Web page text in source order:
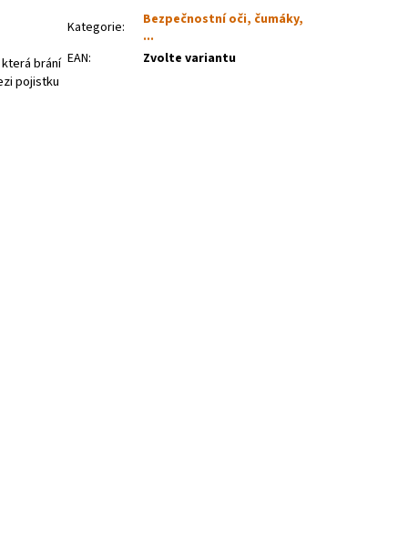
brání
pojistku
Kategorie:
Bezpečnostní oči, čumáky,
...
EAN: Zvolte variantu